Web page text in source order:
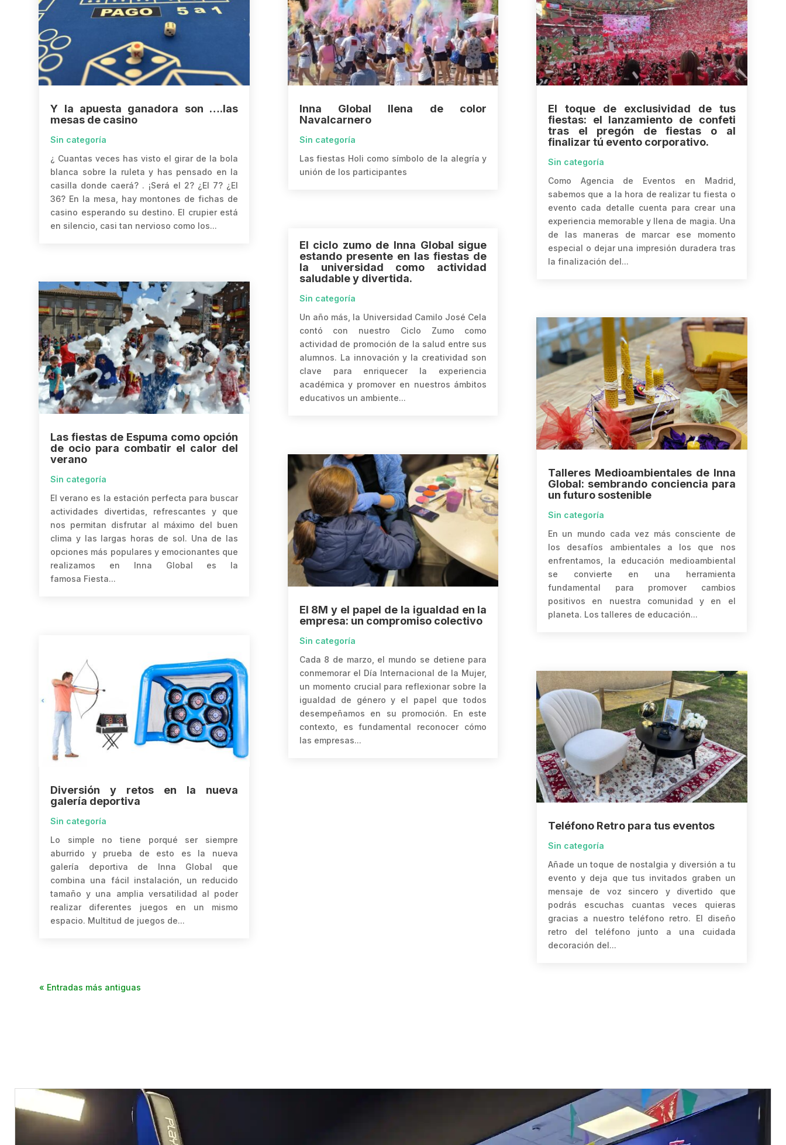
Y la apuesta ganadora son ….las
mesas de casino
Sin categoría
¿ Cuantas veces has visto el girar de la bola
blanca sobre la ruleta y has pensado en la
casilla donde caerá? . ¡Será el 2? ¿El 7? ¿El
36? En la mesa, hay montones de fichas de
casino esperando su destino. El crupier está
en silencio, casi tan nervioso como los...
Las fiestas de Espuma como opción
de ocio para combatir el calor del
verano
Sin categoría
El verano es la estación perfecta para buscar
actividades divertidas, refrescantes y que
nos permitan disfrutar al máximo del buen
clima y las largas horas de sol. Una de las
opciones más populares y emocionantes que
realizamos en Inna Global es la
famosa Fiesta...
Diversión y retos en la nueva
galería deportiva
Sin categoría
Lo simple no tiene porqué ser siempre
aburrido y prueba de esto es la nueva
galería deportiva de Inna Global que
combina una fácil instalación, un reducido
tamaño y una amplia versatilidad al poder
realizar diferentes juegos en un mismo
espacio. Multitud de juegos de...
Inna Global llena de color
Navalcarnero
Sin categoría
Las fiestas Holi como símbolo de la alegría y
unión de los participantes
El ciclo zumo de Inna Global sigue
estando presente en las fiestas de
la universidad como actividad
saludable y divertida.
Sin categoría
Un año más, la Universidad Camilo José Cela
contó con nuestro Ciclo Zumo como
actividad de promoción de la salud entre sus
alumnos. La innovación y la creatividad son
clave para enriquecer la experiencia
académica y promover en nuestros ámbitos
educativos un ambiente...
El 8M y el papel de la igualdad en la
empresa: un compromiso colectivo
Sin categoría
Cada 8 de marzo, el mundo se detiene para
conmemorar el Día Internacional de la Mujer,
un momento crucial para reflexionar sobre la
igualdad de género y el papel que todos
desempeñamos en su promoción. En este
contexto, es fundamental reconocer cómo
las empresas...
El toque de exclusividad de tus
fiestas: el lanzamiento de confeti
tras el pregón de fiestas o al
finalizar tú evento corporativo.
Sin categoría
Como Agencia de Eventos en Madrid,
sabemos que a la hora de realizar tu fiesta o
evento cada detalle cuenta para crear una
experiencia memorable y llena de magia. Una
de las maneras de marcar ese momento
especial o dejar una impresión duradera tras
la finalización del...
Talleres Medioambientales de Inna
Global: sembrando conciencia para
un futuro sostenible
Sin categoría
En un mundo cada vez más consciente de
los desafíos ambientales a los que nos
enfrentamos, la educación medioambiental
se convierte en una herramienta
fundamental para promover cambios
positivos en nuestra comunidad y en el
planeta. Los talleres de educación...
Teléfono Retro para tus eventos
Sin categoría
Añade un toque de nostalgia y diversión a tu
evento y deja que tus invitados graben un
mensaje de voz sincero y divertido que
podrás escuchas cuantas veces quieras
gracias a nuestro teléfono retro. El diseño
retro del teléfono junto a una cuidada
decoración del...
« Entradas más antiguas